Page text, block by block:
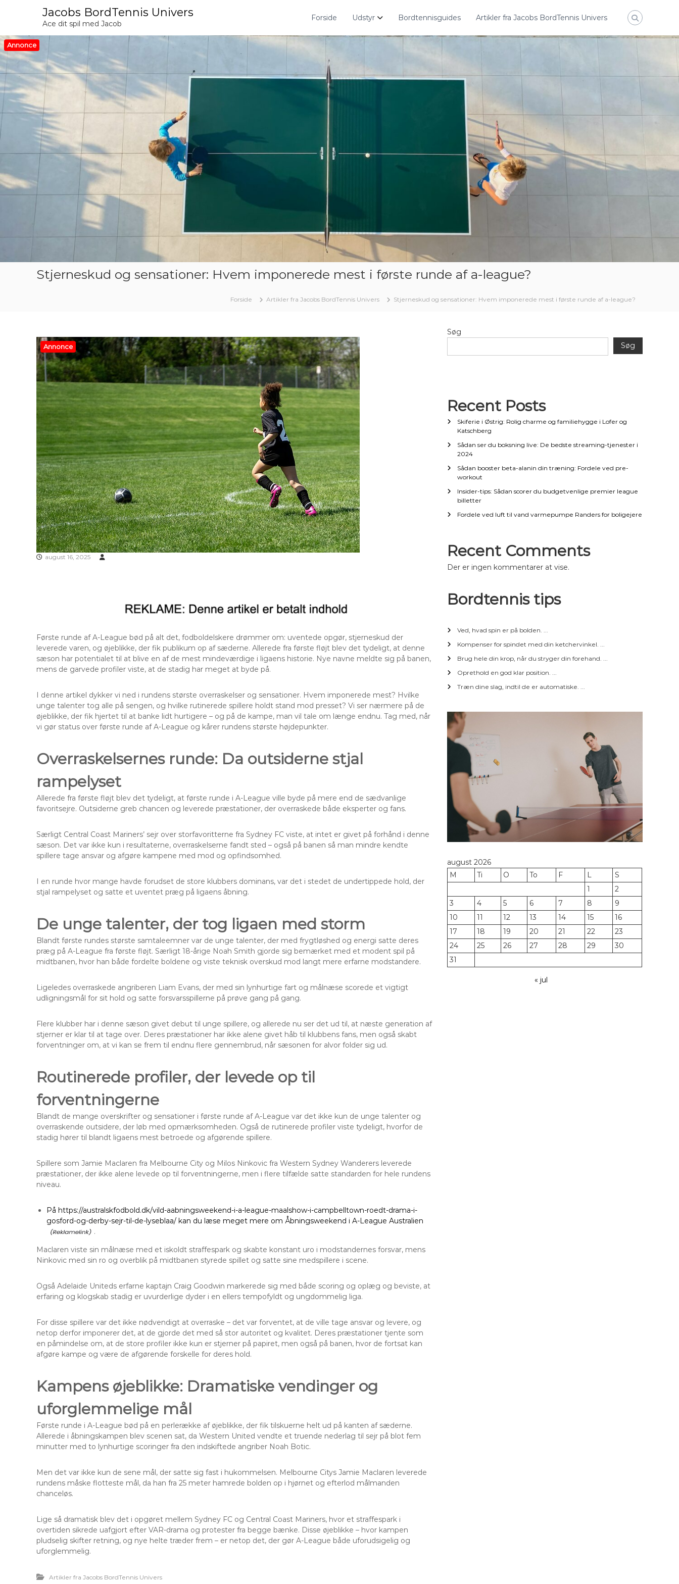
e
r
e
t
l
n
h
l
Jacobs BordTennis Univers
Ace dit spil med Jacob
Forside Udstyr Bordtennisguides Artikler fra Jacobs BordTennis Univers
Annonce
Stjerneskud og sensationer: Hvem imponerede mest i første runde af a-league?
Forside Artikler fra Jacobs BordTennis Univers Stjerneskud og sensationer: Hvem imponerede mest i første runde af a-league?
Annonce
august 16, 2025
Første runde af A-League bød på alt det, fodboldelskere drømmer om: uventede opgør, stjerneskud der
leverede varen, og øjeblikke, der fik publikum op af sæderne. Allerede fra første fløjt blev det tydeligt, at denne
sæson har potentialet til at blive en af de mest mindeværdige i ligaens historie. Nye navne meldte sig på banen,
mens de garvede profiler viste, at de stadig har meget at byde på.
I denne artikel dykker vi ned i rundens største overraskelser og sensationer. Hvem imponerede mest? Hvilke
unge talenter tog alle på sengen, og hvilke rutinerede spillere holdt stand mod presset? Vi ser nærmere på de
øjeblikke, der fik hjertet til at banke lidt hurtigere – og på de kampe, man vil tale om længe endnu. Tag med, når
vi gør status over første runde af A-League og kårer rundens største højdepunkter.
Overraskelsernes runde: Da outsiderne stjal
rampelyset
Allerede fra første fløjt blev det tydeligt, at første runde i A-League ville byde på mere end de sædvanlige
favoritsejre. Outsiderne greb chancen og leverede præstationer, der overraskede både eksperter og fans.
Særligt Central Coast Mariners’ sejr over storfavoritterne fra Sydney FC viste, at intet er givet på forhånd i denne
sæson. Det var ikke kun i resultaterne, overraskelserne fandt sted – også på banen så man mindre kendte
spillere tage ansvar og afgøre kampene med mod og opfindsomhed.
I en runde hvor mange havde forudset de store klubbers dominans, var det i stedet de undertippede hold, der
stjal rampelyset og satte et uventet præg på ligaens åbning.
De unge talenter, der tog ligaen med storm
Blandt første rundes største samtaleemner var de unge talenter, der med frygtløshed og energi satte deres
præg på A-League fra første fløjt. Særligt 18-årige Noah Smith gjorde sig bemærket med et modent spil på
midtbanen, hvor han både fordelte boldene og viste teknisk overskud mod langt mere erfarne modstandere.
Ligeledes overraskede angriberen Liam Evans, der med sin lynhurtige fart og målnæse scorede et vigtigt
udligningsmål for sit hold og satte forsvarsspillerne på prøve gang på gang.
Flere klubber har i denne sæson givet debut til unge spillere, og allerede nu ser det ud til, at næste generation af
stjerner er klar til at tage over. Deres præstationer har ikke alene givet håb til klubbens fans, men også skabt
forventninger om, at vi kan se frem til endnu flere gennembrud, når sæsonen for alvor folder sig ud.
Routinerede profiler, der levede op til
forventningerne
Blandt de mange overskrifter og sensationer i første runde af A-League var det ikke kun de unge talenter og
overraskende outsidere, der løb med opmærksomheden. Også de rutinerede profiler viste tydeligt, hvorfor de
stadig hører til blandt ligaens mest betroede og afgørende spillere.
Spillere som Jamie Maclaren fra Melbourne City og Milos Ninkovic fra Western Sydney Wanderers leverede
præstationer, der ikke alene levede op til forventningerne, men i flere tilfælde satte standarden for hele rundens
niveau.
På https://australskfodbold.dk/vild-aabningsweekend-i-a-league-maalshow-i-campbelltown-roedt-drama-i-
gosford-og-derby-sejr-til-de-lyseblaa/ kan du læse meget mere om Åbningsweekend i A-League Australien
.
Maclaren viste sin målnæse med et iskoldt straffespark og skabte konstant uro i modstandernes forsvar, mens
Ninkovic med sin ro og overblik på midtbanen styrede spillet og satte sine medspillere i scene.
Også Adelaide Uniteds erfarne kaptajn Craig Goodwin markerede sig med både scoring og oplæg og beviste, at
erfaring og klogskab stadig er uvurderlige dyder i en ellers tempofyldt og ungdommelig liga.
For disse spillere var det ikke nødvendigt at overraske – det var forventet, at de ville tage ansvar og levere, og
netop derfor imponerer det, at de gjorde det med så stor autoritet og kvalitet. Deres præstationer tjente som
en påmindelse om, at de store profiler ikke kun er stjerner på papiret, men også på banen, hvor de fortsat kan
afgøre kampe og være de afgørende forskelle for deres hold.
Kampens øjeblikke: Dramatiske vendinger og
uforglemmelige mål
Første runde i A-League bød på en perlerække af øjeblikke, der fik tilskuerne helt ud på kanten af sæderne.
Allerede i åbningskampen blev scenen sat, da Western United vendte et truende nederlag til sejr på blot fem
minutter med to lynhurtige scoringer fra den indskiftede angriber Noah Botic.
Men det var ikke kun de sene mål, der satte sig fast i hukommelsen. Melbourne Citys Jamie Maclaren leverede
rundens måske flotteste mål, da han fra 25 meter hamrede bolden op i hjørnet og efterlod målmanden
chanceløs.
Lige så dramatisk blev det i opgøret mellem Sydney FC og Central Coast Mariners, hvor et straffespark i
overtiden sikrede uafgjort efter VAR-drama og protester fra begge bænke. Disse øjeblikke – hvor kampen
pludselig skifter retning, og nye helte træder frem – er netop det, der gør A-League både uforudsigelig og
uforglemmelig.
Artikler fra Jacobs BordTennis Univers
Søg
Søg
Recent Posts
Skiferie i Østrig: Rolig charme og familiehygge i Lofer og
Katschberg
Sådan ser du boksning live: De bedste streaming-tjenester i
2024
Sådan booster beta-alanin din træning: Fordele ved pre-
workout
Insider-tips: Sådan scorer du budgetvenlige premier league
billetter
Fordele ved luft til vand varmepumpe Randers for boligejere
Recent Comments
Der er ingen kommentarer at vise.
Bordtennis tips
Ved, hvad spin er på bolden. ...
Kompenser for spindet med din ketchervinkel. ...
Brug hele din krop, når du stryger din forehand. ...
Oprethold en god klar position. ...
Træn dine slag, indtil de er automatiske. ...
august 2026
M
Ti O To F L
S
1
2
3
4 5 6 7 8
9
10
11 12 13 14 15
16
17
18 19 20 21 22
23
24
25 26 27 28 29
30
31
« jul